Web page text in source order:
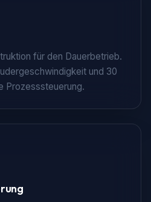
für den Dauerbetrieb.
und 30
Prozesssteuerung.